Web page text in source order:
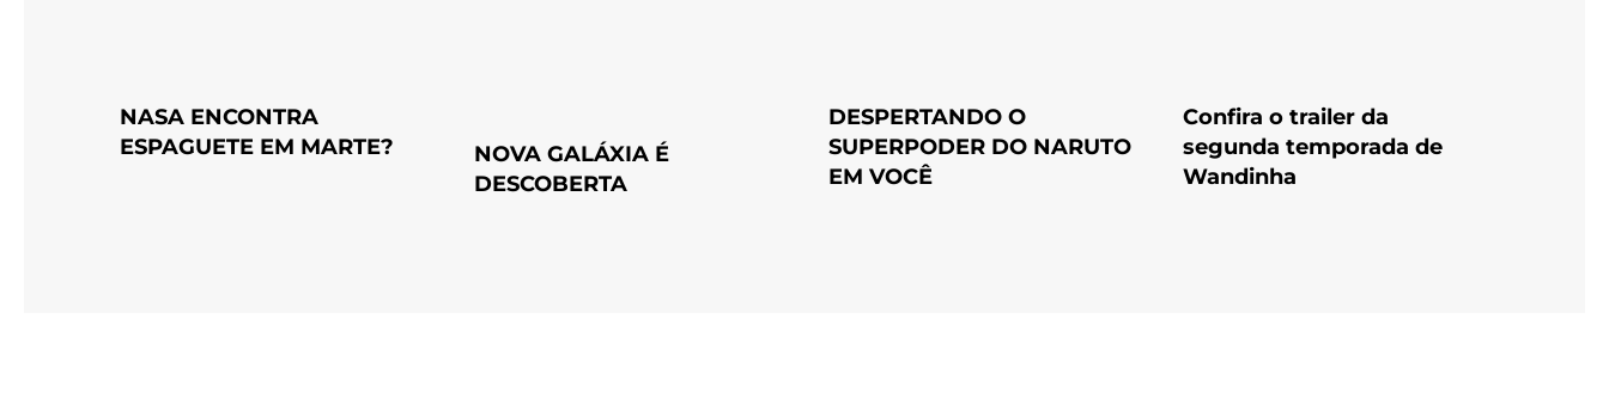
NASA ENCONTRA
ESPAGUETE EM MARTE?
NOVA GALÁXIA É
DESCOBERTA
DESPERTANDO O
SUPERPODER DO NARUTO
EM VOCÊ
Confira o trailer da
segunda temporada de
Wandinha